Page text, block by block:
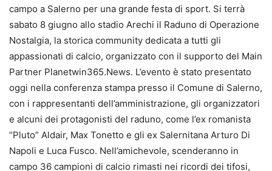
campo a Salerno per una grande festa di sport. Si terrà
sabato 8 giugno allo stadio Arechi il Raduno di Operazione
Nostalgia, la storica community dedicata a tutti gli
appassionati di calcio, organizzato con il supporto del Main
Partner Planetwin365.News. L’evento è stato presentato
oggi nella conferenza stampa presso il Comune di Salerno,
con i rappresentanti dell’amministrazione, gli organizzatori
e alcuni dei protagonisti del raduno, come l’ex romanista
“Pluto” Aldair, Max Tonetto e gli ex Salernitana Arturo Di
Napoli e Luca Fusco. Nell’amichevole, scenderanno in
campo 36 campioni di calcio rimasti nei ricordi dei tifosi,